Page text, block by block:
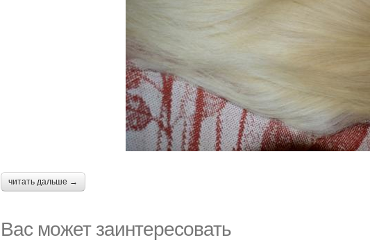
читать дальше →
Вас может заинтересовать